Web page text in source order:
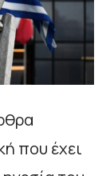
που έχει